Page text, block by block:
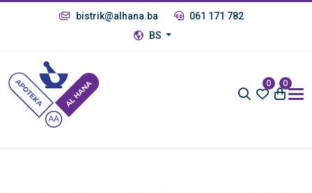
bistrik@alhana.ba
061 171 782
BS
0 0